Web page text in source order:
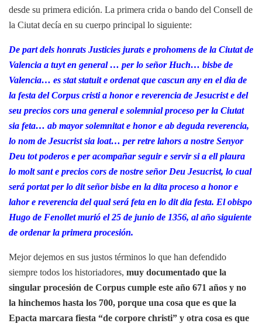
desde su primera edición. La primera crida o bando del Consell de
la Ciutat decía en su cuerpo principal lo siguiente:
De part dels honrats Justicies jurats e prohomens de la Ciutat de
Valencia a tuyt en general … per lo señor Huch… bisbe de
Valencia… es stat statuit e ordenat que cascun any en el dia de
la festa del Corpus cristi a honor e reverencia de Jesucrist e del
seu precios cors una general e solemnial proceso per la Ciutat
sia feta… ab mayor solemnitat e honor e ab deguda reverencia,
lo nom de Jesucrist sia loat… per retre lahors a nostre Senyor
Deu tot poderos e per acompañar seguir e servir si a ell plaura
lo molt sant e precios cors de nostre señor Deu Jesucrist, lo cual
será portat per lo dit señor bisbe en la dita proceso a honor e
lahor e reverencia del qual será feta en lo dit dia festa. El obispo
Hugo de Fenollet murió el 25 de junio de 1356, al año siguiente
de ordenar la primera procesión.
Mejor dejemos en sus justos términos lo que han defendido
siempre todos los historiadores, muy documentado que la
singular procesión de Corpus cumple este año 671 años y no
la hinchemos hasta los 700, porque una cosa que es que la
Epacta marcara fiesta “de corpore christi” y otra cosa es que